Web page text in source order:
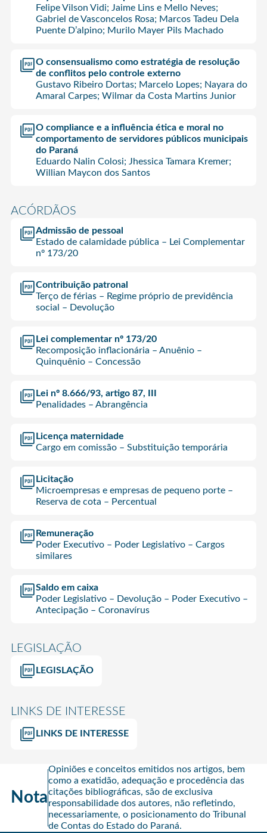
Felipe Vilson Vidi; Jaime Lins e Mello Neves;
Gabriel de Vasconcelos Rosa; Marcos Tadeu Dela
Puente D’alpino; Murilo Mayer Pils Machado
O consensualismo como estratégia de resolução
de conflitos pelo controle externo
Gustavo Ribeiro Dortas; Marcelo Lopes; Nayara do
Amaral Carpes; Wilmar da Costa Martins Junior
O compliance e a influência ética e moral no
comportamento de servidores públicos municipais
do Paraná
Eduardo Nalin Colosi; Jhessica Tamara Kremer;
Willian Maycon dos Santos
ACÓRDÃOS
Admissão de pessoal
Estado de calamidade pública – Lei Complementar
nº 173/20
Contribuição patronal
Terço de férias – Regime próprio de previdência
social – Devolução
Lei complementar nº 173/20
Recomposição inflacionária – Anuênio –
Quinquênio – Concessão
Lei nº 8.666/93, artigo 87, III
Penalidades – Abrangência
Licença maternidade
Cargo em comissão – Substituição temporária
Licitação
Microempresas e empresas de pequeno porte –
Reserva de cota – Percentual
Remuneração
Poder Executivo – Poder Legislativo – Cargos
similares
Saldo em caixa
Poder Legislativo – Devolução – Poder Executivo –
Antecipação – Coronavírus
LEGISLAÇÃO
LEGISLAÇÃO
LINKS DE INTERESSE
LINKS DE INTERESSE
Nota
Opiniões e conceitos emitidos nos artigos, bem
como a exatidão, adequação e procedência das
citações bibliográficas, são de exclusiva
responsabilidade dos autores, não refletindo,
necessariamente, o posicionamento do Tribunal
de Contas do Estado do Paraná.